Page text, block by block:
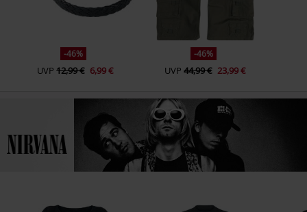
-46%
UVP 12,99 € 6,99 €
-46%
UVP 44,99 € 23,99 €